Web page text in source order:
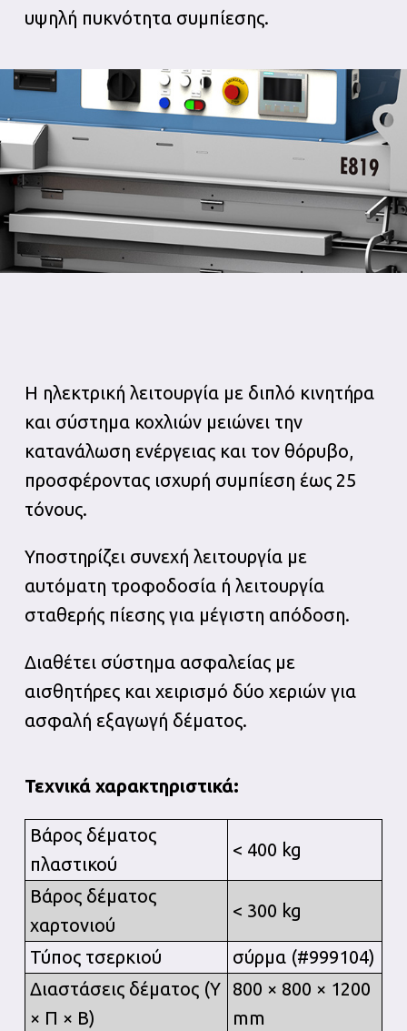
υψηλή πυκνότητα συμπίεσης.
Η ηλεκτρική λειτουργία με διπλό κινητήρα
και σύστημα κοχλιών μειώνει την
κατανάλωση ενέργειας και τον θόρυβο,
προσφέροντας ισχυρή συμπίεση έως 25
τόνους.
Υποστηρίζει συνεχή λειτουργία με
αυτόματη τροφοδοσία ή λειτουργία
σταθερής πίεσης για μέγιστη απόδοση.
Διαθέτει σύστημα ασφαλείας με
αισθητήρες και χειρισμό δύο χεριών για
ασφαλή εξαγωγή δέματος.
Τεχνικά χαρακτηριστικά:
Βάρος δέματος
πλαστικού
< 400 kg
Βάρος δέματος
χαρτονιού
< 300 kg
Τύπος τσερκιού
σύρμα (#999104)
Διαστάσεις δέματος (Υ
× Π × Β)
800 × 800 × 1200
mm